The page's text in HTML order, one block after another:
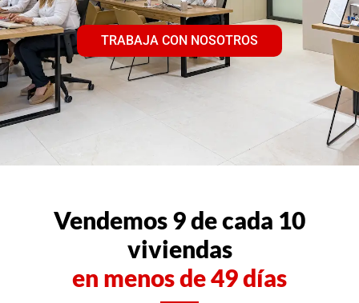
TRABAJA CON NOSOTROS
Vendemos 9 de cada 10
viviendas
en menos de 49 días